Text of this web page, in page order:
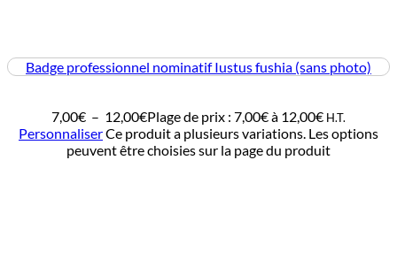
Badge professionnel nominatif Iustus fushia (sans photo)
7,00€ – 12,00€Plage de prix : 7,00€ à 12,00€ H.T.
PersonnaliserCe produit a plusieurs variations. Les options
peuvent être choisies sur la page du produit